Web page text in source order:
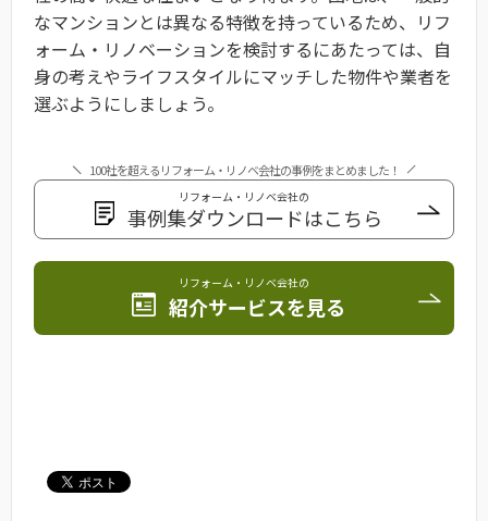
なマンションとは異なる特徴を持っているため、リフ
ォーム・リノベーションを検討するにあたっては、自
身の考えやライフスタイルにマッチした物件や業者を
選ぶようにしましょう。
100社を超えるリフォーム・リノベ会社の事例をまとめました！
リフォーム・リノベ会社の
事例集ダウンロードはこちら
リフォーム・リノベ会社の
紹介サービスを見る